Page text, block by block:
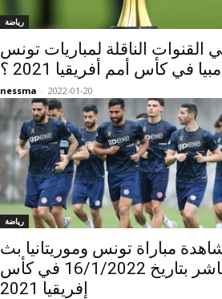
رياضة
القنوات الناقلة لمباريات تونس
في كأس أمم أفريقيا 2021 ؟
nessma - 2022-01-20
رياضة
مباراة تونس وموريتانيا بث
مباشر بتاريخ 16/1/2022 في كأس
إفريقيا 2021